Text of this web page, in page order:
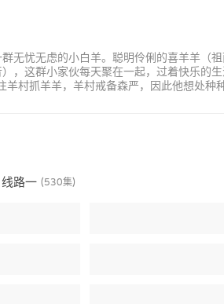
无忧无虑的小白羊。聪明伶俐的喜羊羊
，这群小家伙每天聚在一起，过着快乐
村抓羊羊，羊村戒备森严，因此他想处种
线路一 (530集)